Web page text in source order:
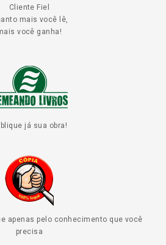
Cliente Fiel
mais você lê,
você ganha!
já sua obra!
apenas pelo conhecimento que você
precisa